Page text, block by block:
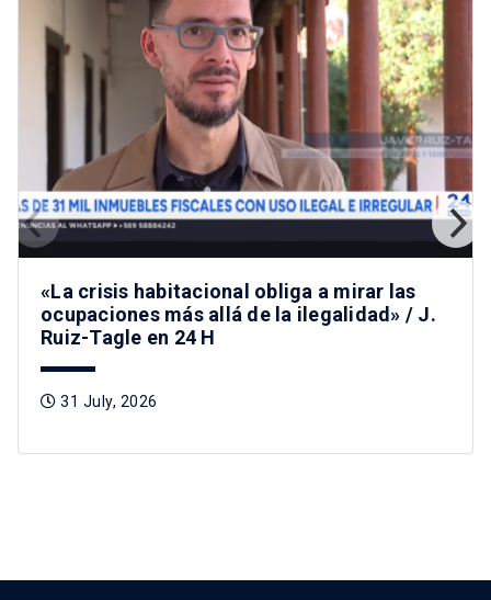
«La crisis habitacional obliga a mirar las
ocupaciones más allá de la ilegalidad» / J.
Ruiz-Tagle en 24 H
31 July, 2026